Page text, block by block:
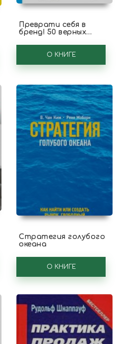
Преврати себя в
бренд! 50 верных
быть
посредственностью
О КНИГЕ
Стратегия голубого
океана
О КНИГЕ